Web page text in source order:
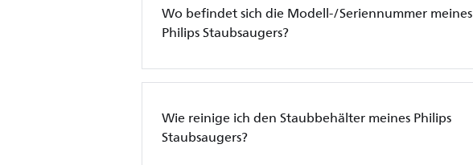
Wo befindet sich die Modell-/Seriennummer meines
Philips Staubsaugers?
Wie reinige ich den Staubbehälter meines Philips
Staubsaugers?